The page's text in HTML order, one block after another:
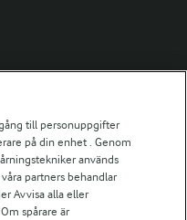
till personuppgifter
på din enhet . Genom
används
partners behandlar
Avvisa alla eller
spårare är